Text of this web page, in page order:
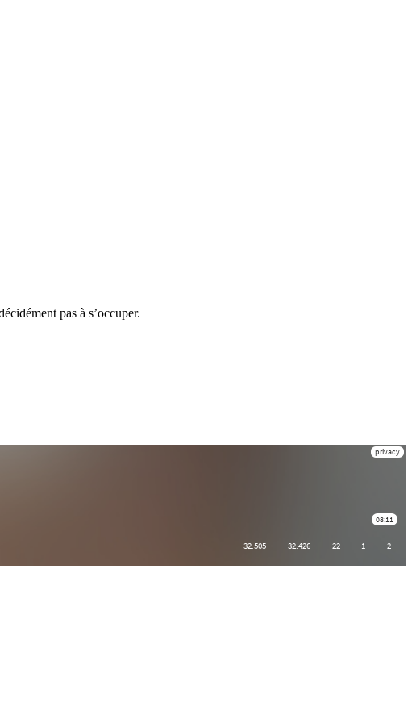
pas à s’occuper.